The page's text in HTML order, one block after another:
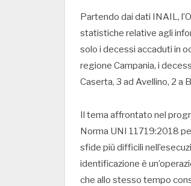
Partendo dai dati INAIL,
statistiche relative agli
solo i decessi accaduti in
regione Campania, i
Caserta, 3 ad Avellino, 2 a
Il tema affrontato nel
Norma UNI 11719:2018
sfide più difficili
identificazione è
che allo stesso tempo